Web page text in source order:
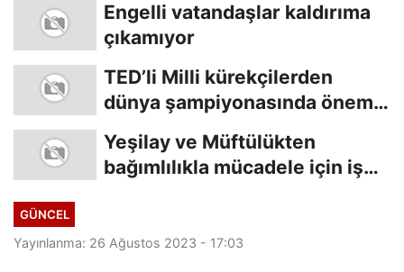
Engelli vatandaşlar kaldırıma
çıkamıyor
TED’li Milli kürekçilerden
dünya şampiyonasında önemli
Yeşilay ve Müftülükten
bağımlılıkla mücadele için iş
GÜNCEL
Yayınlanma: 26 Ağustos 2023 - 17:03